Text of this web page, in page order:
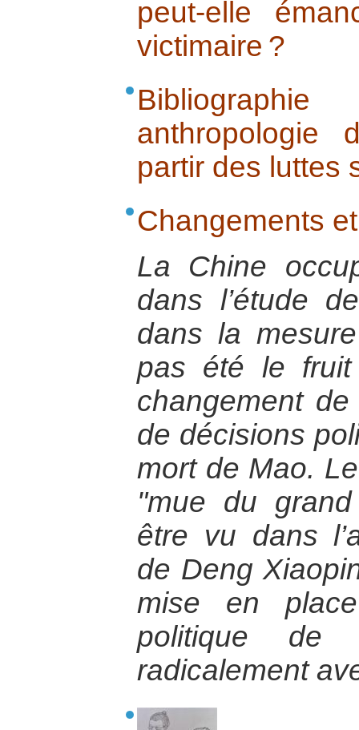
peut-elle
victimaire ?
anthropologie
partir des luttes
Changements
La Chine
dans l’étude
dans la
pas été le fruit
changement
de décisions
mort de Mao.
"mue du
être vu dans
de Deng
mise en
politique de
radicalement